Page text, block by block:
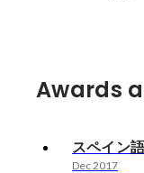
Awards
スペイン
Dec 2017